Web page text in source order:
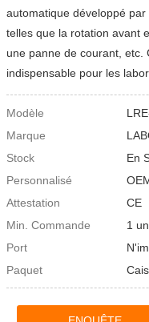
automatique développé
telles que la rotation avant
une panne de courant, etc.
indispensable pour les
Modèle
Marque
Stock
En
Personnalisé
Attestation
CE
Min. Commande
1
Port
Paquet